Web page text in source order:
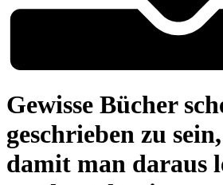
Gewisse Bücher
geschrieben zu
damit man daraus